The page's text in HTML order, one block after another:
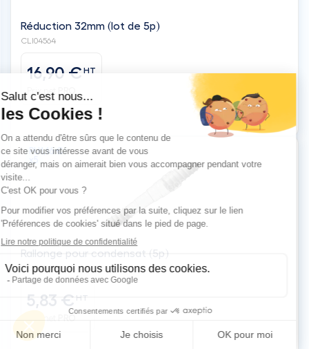
Réduction 32mm (lot de 5p)
CLI04564
16,90 € HT
Prix net
PU1,16 €
Rallonge pour condensat (5p)
CLI04540
5,83 € HT
Prix net PRO